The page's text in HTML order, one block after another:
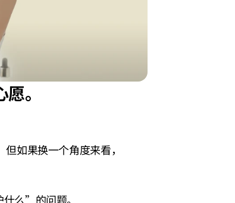
。
如果换一个角度来看，
么”的问题。